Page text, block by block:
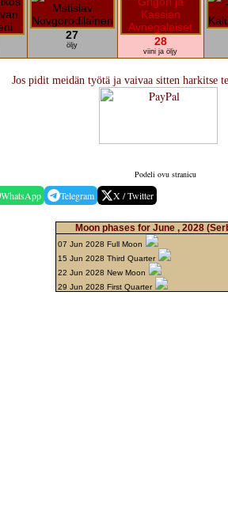
27
öljy 28
viini ja öljy
Jos pidit meidän työtä ja vaivaa sitten harkitse
Podeli ovu stranicu
WhatsApp Telegram X / Twitter
Moon phases for June , 2028
07 Jun 2028 Full Moon
15 Jun 2028 Third Quarter
22 Jun 2028 New Moon
29 Jun 2028 First Quarter